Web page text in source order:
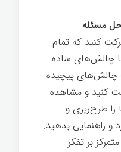
مسئله
کنید که تمام
با چالش‌های ساده
پیچیده
کنید و مشاهده
را طرح‌ریزی و
و راهنمایی بدهید.
بر تفکر